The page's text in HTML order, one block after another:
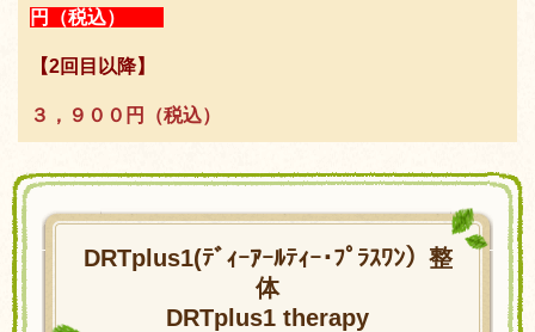
円（税込）
【2回目以降】
３，９００円 （税込）
DRTplus1(ﾃﾞｨｰｱｰﾙﾃｨｰ･ﾌﾟﾗｽﾜﾝ） 整
体
DRTplus1 therapy